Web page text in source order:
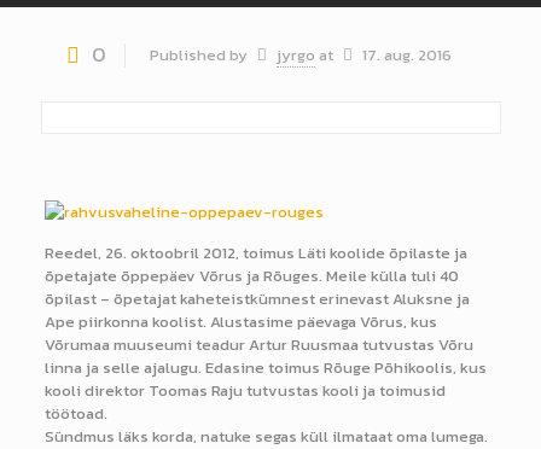
0 Published by jyrgo at 17. aug. 2016
Reedel, 26. oktoobril 2012, toimus Läti koolide õpilaste ja
õpetajate õppepäev Võrus ja Rõuges. Meile külla tuli 40
õpilast – õpetajat kaheteistkümnest erinevast Aluksne ja
Ape piirkonna koolist. Alustasime päevaga Võrus, kus
Võrumaa muuseumi teadur Artur Ruusmaa tutvustas Võru
linna ja selle ajalugu. Edasine toimus Rõuge Põhikoolis, kus
kooli direktor Toomas Raju tutvustas kooli ja toimusid
töötoad.
Sündmus läks korda, natuke segas küll ilmataat oma lumega.